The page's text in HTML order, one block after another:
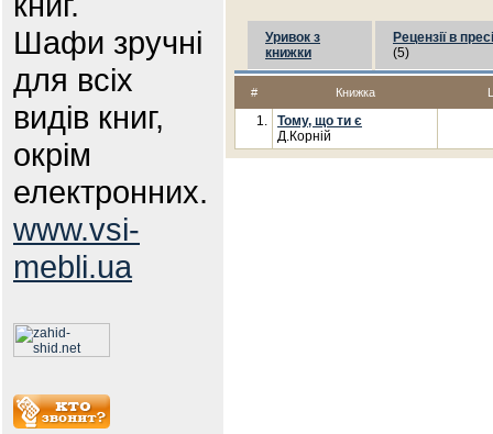
Шафи зручні
для всіх
видів книг,
окрім
електронних.
www.vsi-
mebli.ua
Уривок з
книжки
Рецензії в пресі
(5)
# Книжка
1.
Тому, що ти є
Д.Корній